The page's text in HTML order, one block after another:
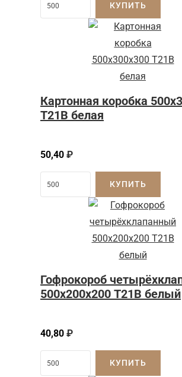
КУПИТЬ
Картонная коробка
Т21B белая
50,40 ₽
КУПИТЬ
Гофрокороб
500х200х200 Т21В белый
40,80 ₽
КУПИТЬ